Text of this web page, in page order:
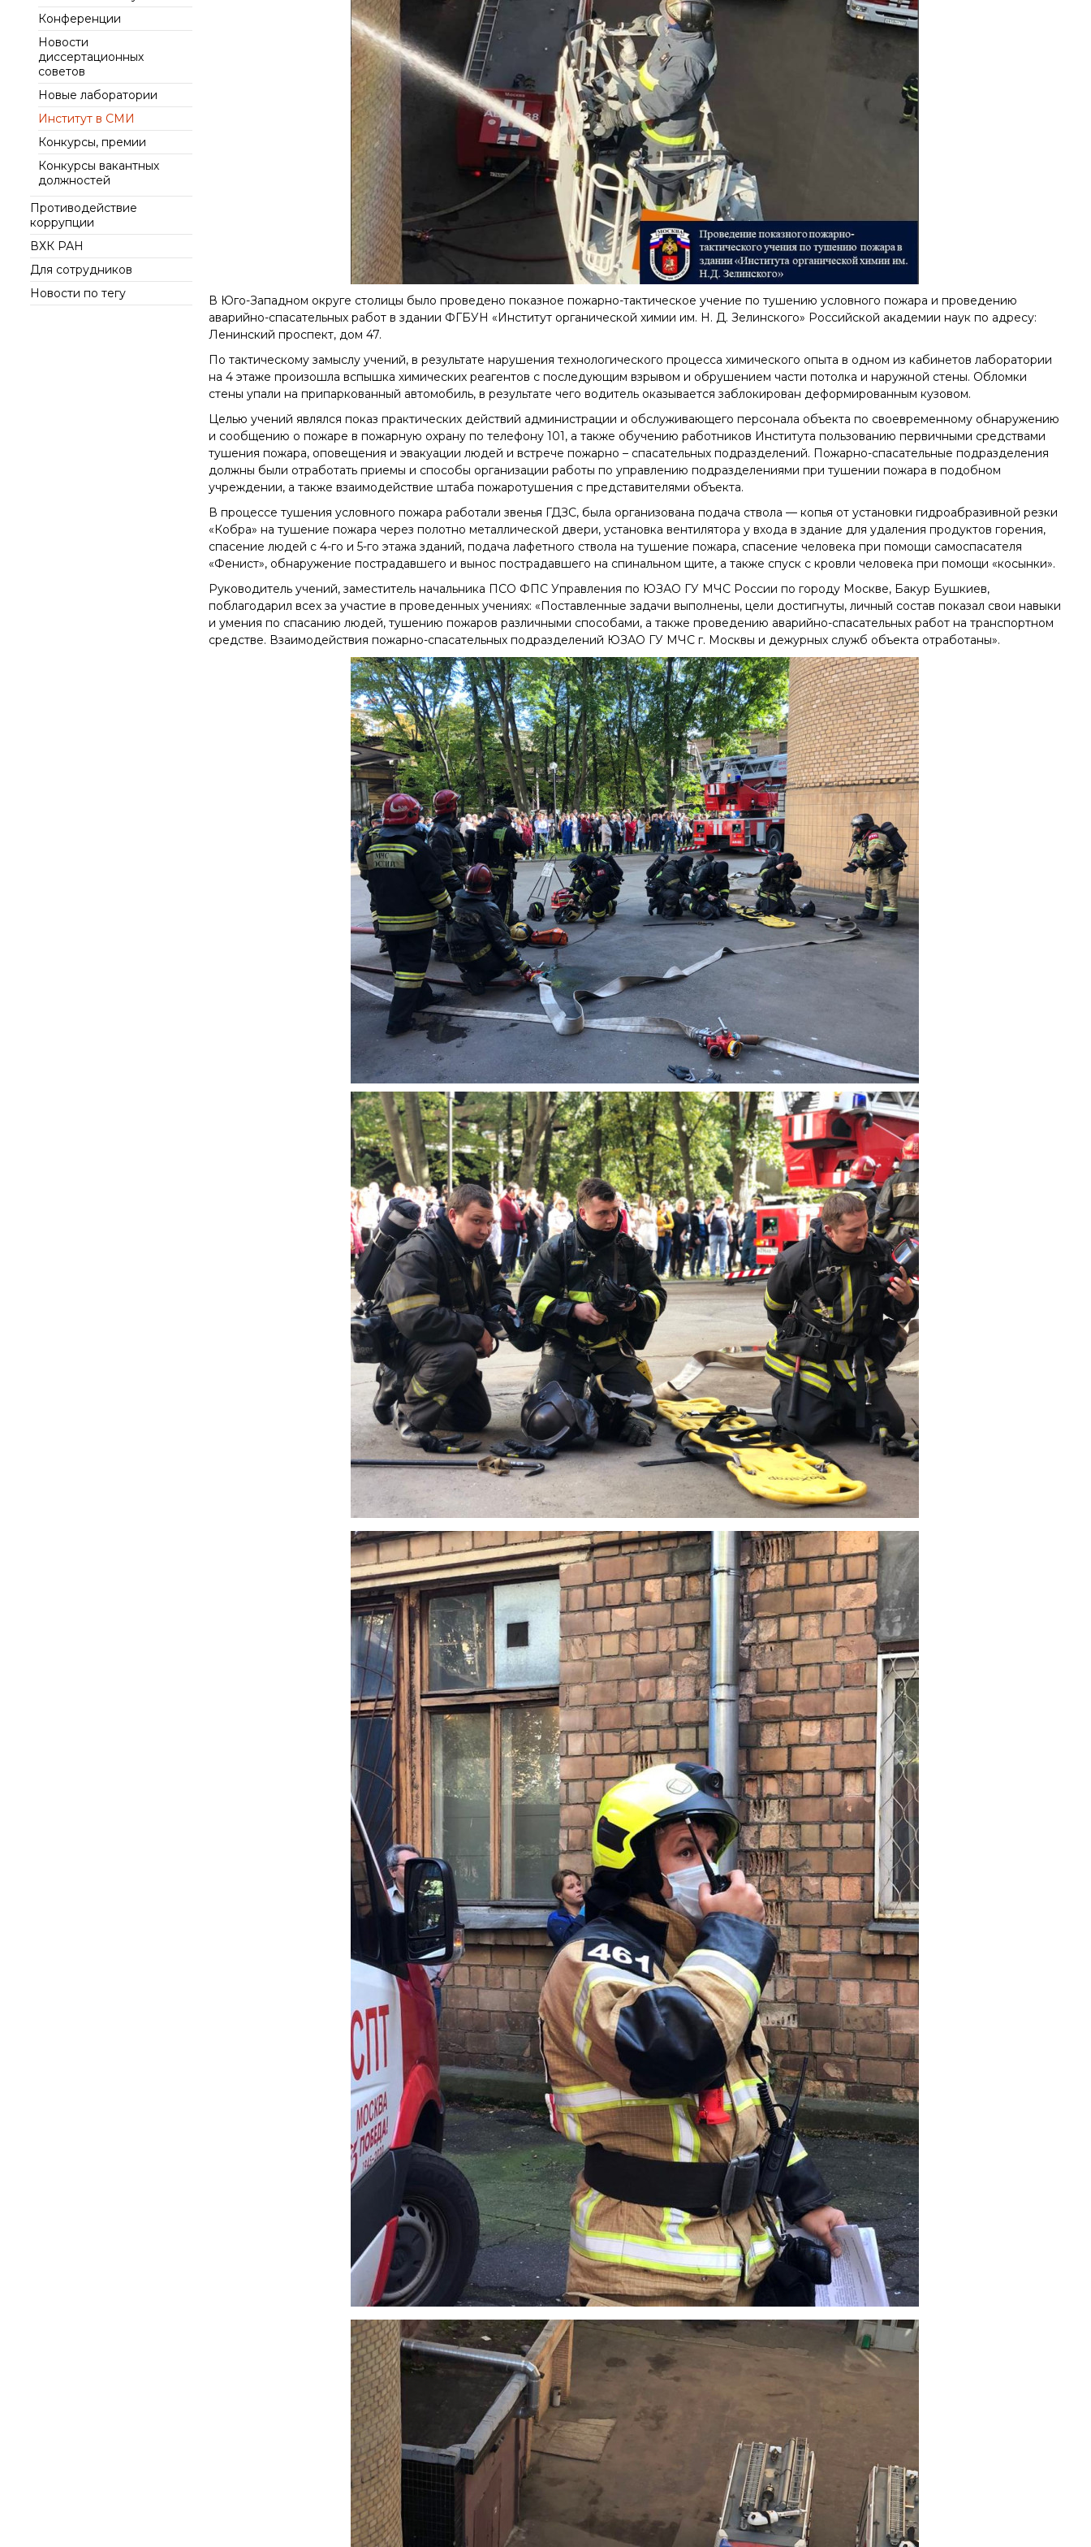
института
Ученый совет ИОХ РАН
Диссертационные
советы
Документы
Контакты
интеллект (ИИ) в химии
Аддитивные
микроскопия
Награды сотрудников
Конференции
проект
по приоритетным
направлениям НТР РФ
Конкурсы вакантных
должностей
Конференции
Новости
диссертационных
советов
Новые лаборатории
Институт в СМИ
Конкурсы, премии
Конкурсы вакантных
должностей
Противодействие
коррупции
ВХК РАН
Для сотрудников
Новости по тегу
В Юго-Западном округе столицы было проведено показное пожарно-тактическое учение по тушению условного пожара и проведению
аварийно-спасательных работ в здании ФГБУН «Институт органической химии им. Н. Д. Зелинского» Российской академии наук по адресу:
Ленинский проспект, дом 47.
По тактическому замыслу учений, в результате нарушения технологического процесса химического опыта в одном из кабинетов лаборатории
на 4 этаже произошла вспышка химических реагентов с последующим взрывом и обрушением части потолка и наружной стены. Обломки
стены упали на припаркованный автомобиль, в результате чего водитель оказывается заблокирован деформированным кузовом.
Целью учений являлся показ практических действий администрации и обслуживающего персонала объекта по своевременному обнаружению
и сообщению о пожаре в пожарную охрану по телефону 101, а также обучению работников Института пользованию первичными средствами
тушения пожара, оповещения и эвакуации людей и встрече пожарно – спасательных подразделений. Пожарно-спасательные подразделения
должны были отработать приемы и способы организации работы по управлению подразделениями при тушении пожара в подобном
учреждении, а также взаимодействие штаба пожаротушения с представителями объекта.
В процессе тушения условного пожара работали звенья ГДЗС, была организована подача ствола — копья от установки гидроабразивной резки
«Кобра» на тушение пожара через полотно металлической двери, установка вентилятора у входа в здание для удаления продуктов горения,
спасение людей с 4-го и 5-го этажа зданий, подача лафетного ствола на тушение пожара, спасение человека при помощи самоспасателя
«Фенист», обнаружение пострадавшего и вынос пострадавшего на спинальном щите, а также спуск с кровли человека при помощи «косынки».
Руководитель учений, заместитель начальника ПСО ФПС Управления по ЮЗАО ГУ МЧС России по городу Москве, Бакур Бушкиев,
поблагодарил всех за участие в проведенных учениях: «Поставленные задачи выполнены, цели достигнуты, личный состав показал свои навыки
и умения по спасанию людей, тушению пожаров различными способами, а также проведению аварийно-спасательных работ на транспортном
средстве. Взаимодействия пожарно-спасательных подразделений ЮЗАО ГУ МЧС г. Москвы и дежурных служб объекта отработаны».